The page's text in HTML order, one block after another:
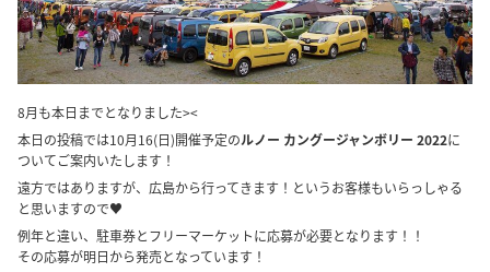
8月も本日までとなりました><
本日の投稿では10月16(日)開催予定のルノー カングージャンボリー 2022に
ついてご案内いたします！
遠方ではありますが、広島から行ってきます！というお客様もいらっしゃる
と思いますので♥
例年と違い、駐車券とフリーマーケットに応募が必要となります！！
その応募が明日から発売となっています！